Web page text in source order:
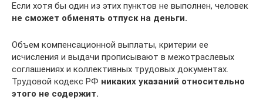
Если хотя бы один из этих пунктов не выполнен, человек
не сможет обменять отпуск на деньги.
Объем компенсационной выплаты, критерии ее
исчисления и выдачи прописывают в межотраслевых
соглашениях и коллективных трудовых документах.
Трудовой кодекс РФ никаких указаний относительно
этого не содержит.